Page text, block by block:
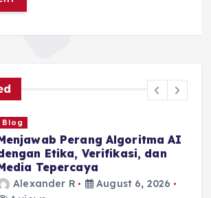
Blog
Mengejar Atensi,
Menjaga Akurasi
Akal Sehat Publik
Alexander R
August 6, 2026